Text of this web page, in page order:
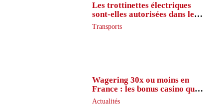
Les trottinettes électriques
sont-elles autorisées dans le
métro ?
Transports
Wagering 30x ou moins en
France : les bonus casino que
peu de joueurs connaissent
vraiment
Actualités